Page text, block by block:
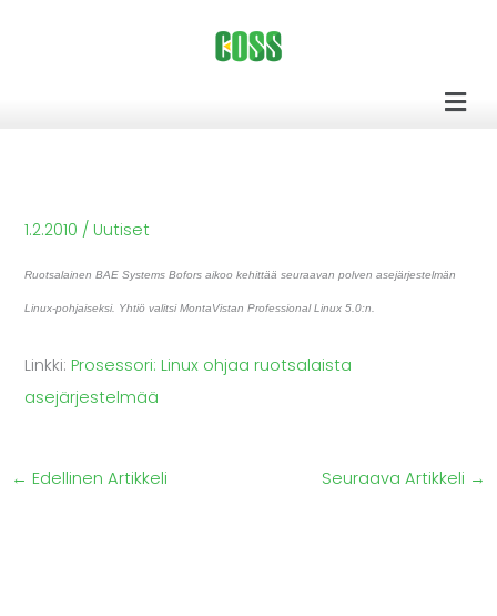
1.2.2010 / Uutiset
Ruotsalainen BAE Systems Bofors aikoo kehittää seuraavan polven asejärjestelmän
Linux-pohjaiseksi. Yhtiö valitsi MontaVistan Professional Linux 5.0:n.
Linkki: Prosessori: Linux ohjaa ruotsalaista
asejärjestelmää
← Edellinen Artikkeli Seuraava Artikkeli →